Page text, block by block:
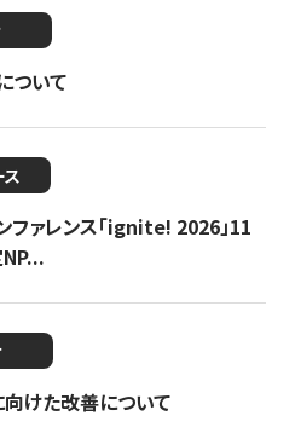
ついて
ス
ァレンス「ignite! 2026」11
けた改善について